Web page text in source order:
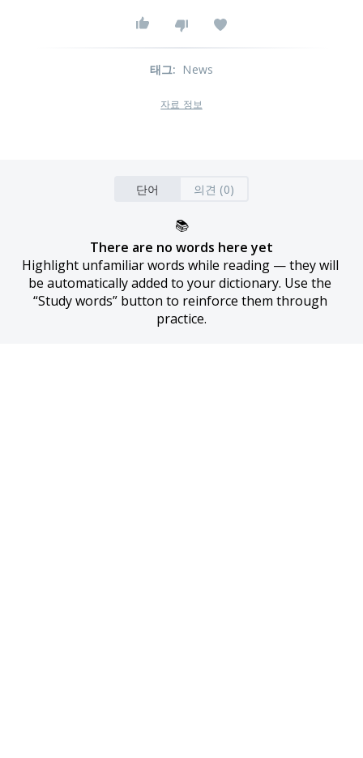
태그: News
자료 정보
단어 의견 (0)
📚
There are no words here yet
Highlight unfamiliar words while reading — they will
be automatically added to your dictionary. Use the
“Study words” button to reinforce them through
practice.